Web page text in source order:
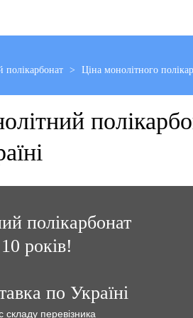
полікарбонат > Ціна монолітного
полікарбонат
років!
по Україні
перевізника